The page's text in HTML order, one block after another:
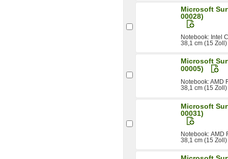
Microsoft
00028)
Notebook: Intel
38,1 cm (15
Microsoft
00005)
Notebook: AMD
38,1 cm (15
Microsoft
00031)
Notebook: AMD
38,1 cm (15